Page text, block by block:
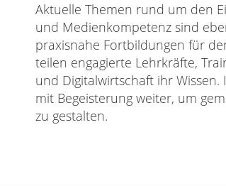
Aktuelle Themen rund um den
und Medienkompetenz sind
praxisnahe Fortbildungen für
teilen engagierte Lehrkräfte,
und Digitalwirtschaft ihr
mit Begeisterung weiter, um
zu gestalten.